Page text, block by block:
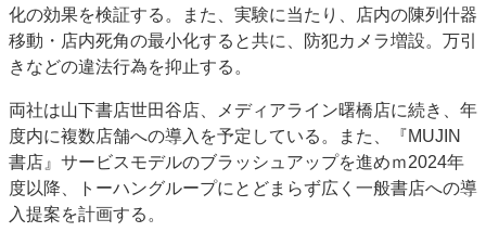
化の効果を検証する。また、実験に当たり、店内の陳列什器
移動・店内死角の最小化すると共に、防犯カメラ増設。万引
きなどの違法行為を抑止する。
両社は山下書店世田谷店、メディアライン曙橋店に続き、年
度内に複数店舗への導入を予定している。また、『MUJIN
書店』サービスモデルのブラッシュアップを進めｍ2024年
度以降、トーハングループにとどまらず広く一般書店への導
入提案を計画する。